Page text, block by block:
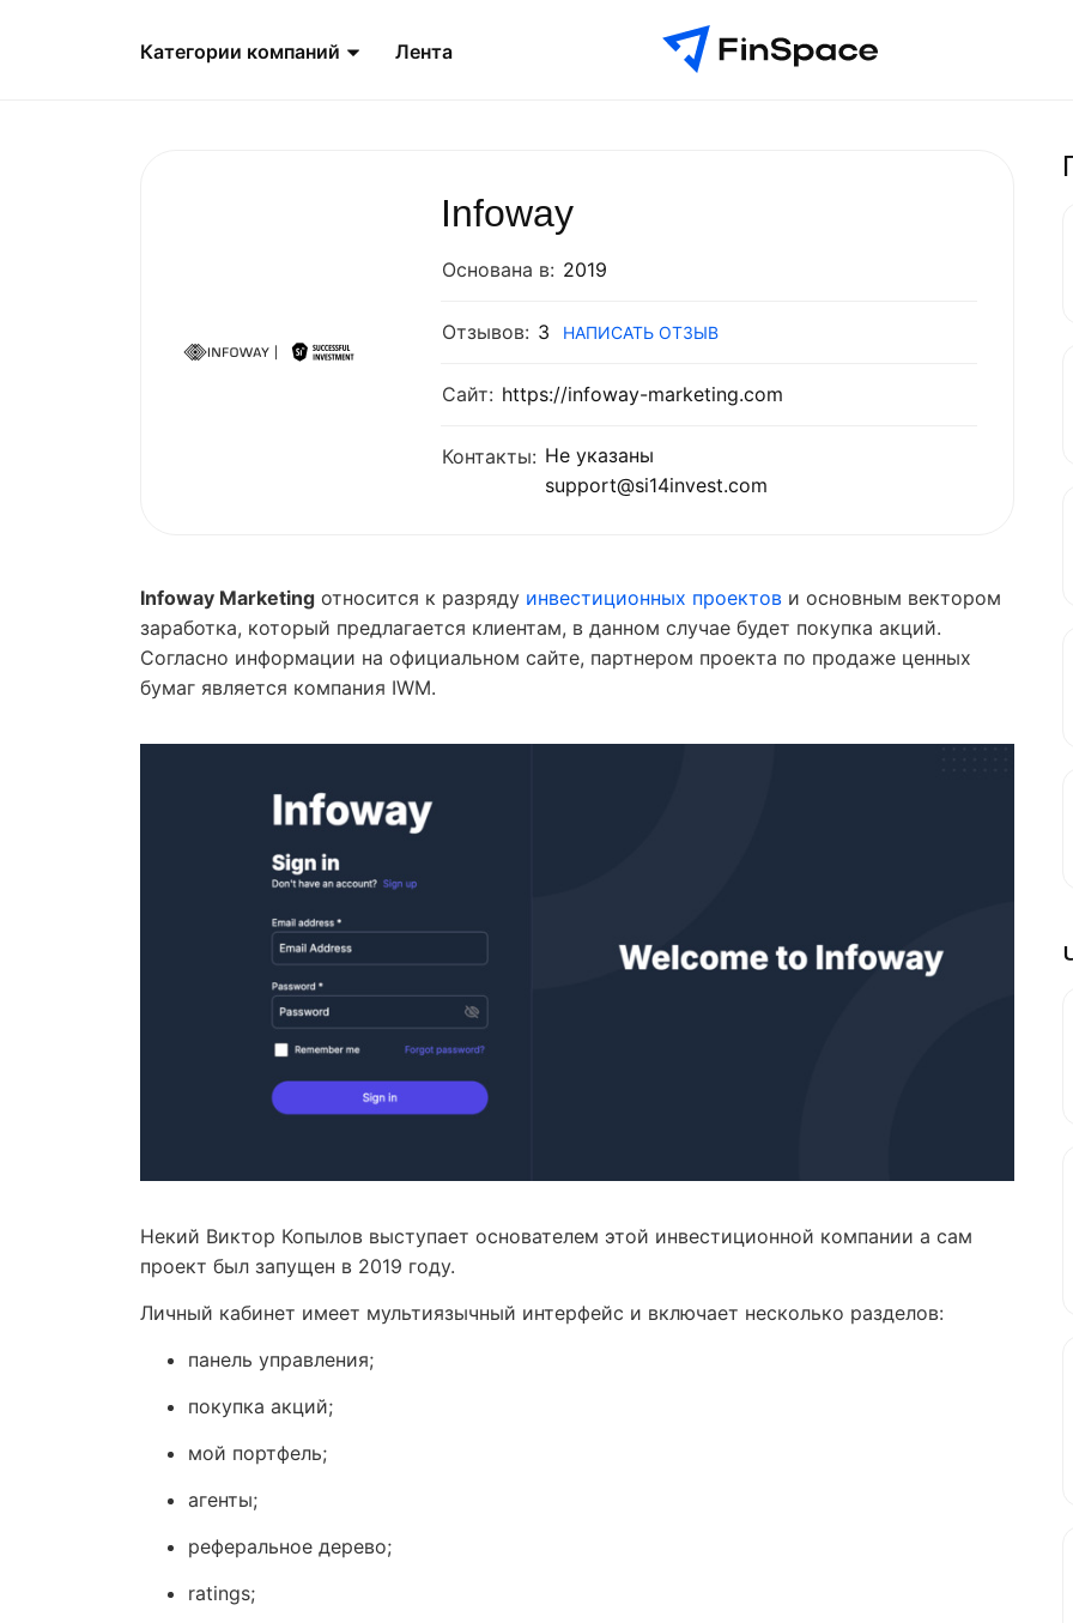
Категории компаний Лента
Infoway
Основана в: 2019
Отзывов: 3 НАПИСАТЬ ОТЗЫВ
Сайт: https://infoway-marketing.com
Контакты: Не указаны
support@si14invest.com
Infoway Marketing относится к разряду инвестиционных проектов и основным вектором
заработка, который предлагается клиентам, в данном случае будет покупка акций.
Согласно информации на официальном сайте, партнером проекта по продаже ценных
бумаг является компания IWM.
Некий Виктор Копылов выступает основателем этой инвестиционной компании а сам
проект был запущен в 2019 году.
Личный кабинет имеет мультиязычный интерфейс и включает несколько разделов:
панель управления;
покупка акций;
мой портфель;
агенты;
реферальное дерево;
ratings;